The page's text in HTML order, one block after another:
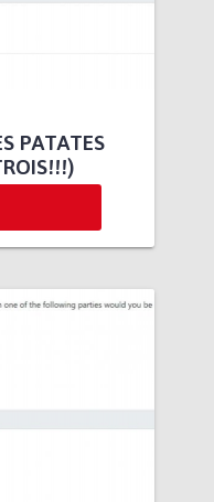
PATATES